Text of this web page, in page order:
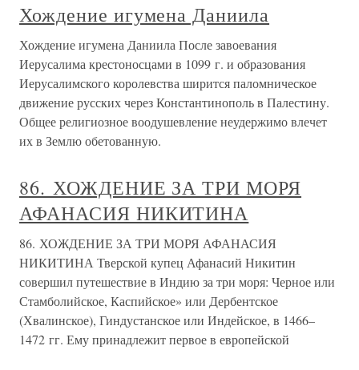
Хождение игумена Даниила
Хождение игумена Даниила После завоевания
Иерусалима крестоносцами в 1099 г. и образования
Иерусалимского королевства ширится паломническое
движение русских через Константинополь в Палестину.
Общее религиозное воодушевление неудержимо влечет
их в Землю обетованную.
86. ХОЖДЕНИЕ ЗА ТРИ МОРЯ
АФАНАСИЯ НИКИТИНА
86. ХОЖДЕНИЕ ЗА ТРИ МОРЯ АФАНАСИЯ
НИКИТИНА Тверской купец Афанасий Никитин
совершил путешествие в Индию за три моря: Черное или
Стамболийское, Каспийское» или Дербентское
(Хвалинское), Гиндустанское или Индейское, в 1466–
1472 гг. Ему принадлежит первое в европейской